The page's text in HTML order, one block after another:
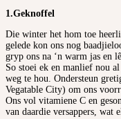
1.Geknoffel
Die winter het hom toe
gelede kon ons nog
gryp ons na ‘n warm jas en
So stoei ek en manlief nou
weg te hou. Ondersteun
Vegatable City) om ons
Ons vol vitamiene C en
van daardie versappers, wat